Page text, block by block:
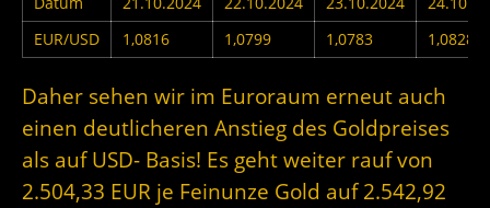
EUR/USD
1,0816 1,0799 1,0783 1,0828
Daher sehen wir im Euroraum erneut auch
einen deutlicheren Anstieg des Goldpreises
als auf USD- Basis! Es geht weiter rauf von
2.504,33 EUR je Feinunze Gold auf 2.542,92